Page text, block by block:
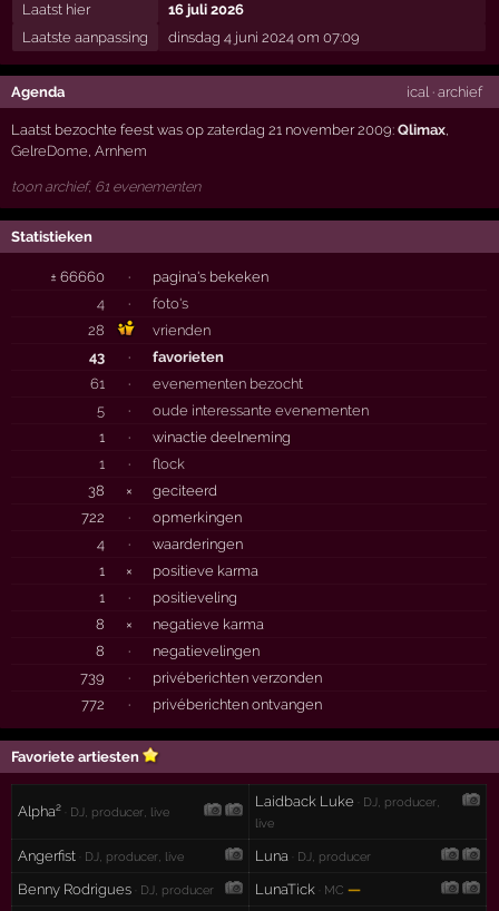
Laatst hier
16 juli 2026
Laatste aanpassing
dinsdag 4 juni 2024 om 07:09
Agenda ical· archief
Laatst bezochte feest was op zaterdag 21 november 2009:Qlimax,
GelreDome,Arnhem
toon archief, 61 evenementen
Statistieken
± 66660 ·
pagina's bekeken
4
·
foto's
28
vrienden
43
·
favorieten
61
·
evenementen bezocht
5
·
oude interessante evenementen
1
·
winactie deelneming
1
·
flock
38
×
geciteerd
722
·
opmerkingen
4
·
waarderingen
1
×
positieve karma
1
·
positieveling
8
×
negatieve karma
8
·
negatievelingen
739
·
privéberichten verzonden
772
· privéberichten ontvangen
Favoriete artiesten
Alpha² · DJ, producer, live
Laidback Luke
· DJ, producer,
live
Angerfist · DJ, producer, live Luna · DJ, producer
Benny Rodrigues · DJ, producer LunaTick · MC —